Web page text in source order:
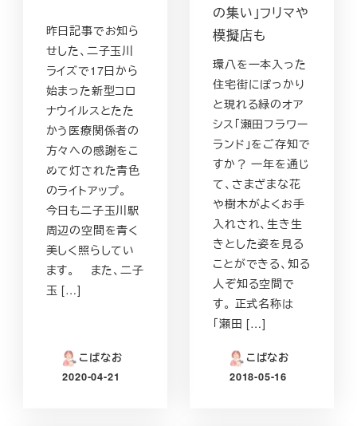
昨日記事でお知ら
せした、二子玉川
ライズで17日から
始まった新型コロ
ナウイルスとたた
かう医療関係者の
方々への感謝をこ
めて灯された青色
のライトアップ。
今日も二子玉川駅
周辺の空間を青く
美しく照らしてい
ます。 また、二子
玉 […]
こばなお
投稿日
2020-04-21
の集い」フリマや
模擬店も
環八を一本入った
住宅街にぽっかり
と現れる緑のオア
シス「瀬田フラワー
ランド」をご存知で
すか？ 一年を通じ
て、さまざまな花
や樹木がよくお手
入れされ、生き生
きとした姿を見る
ことができる、知る
人ぞ知る空間で
す。 正式名称は
「瀬田 […]
こばなお
投稿日
2018-05-16